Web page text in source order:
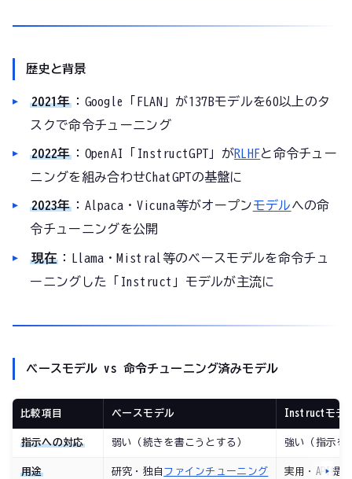
歴史と背景
2021年 ：Google「FLAN」が137Bモデルを60以上のタ
スクで命令チューニング
2022年 ：OpenAI「InstructGPT」がRLHFと命令チュー
ニングを組み合わせChatGPTの基盤に
2023年 ：Alpaca・Vicuna等がオープンモデルへの命
令チューニングを公開
現在 ：Llama・Mistral等のベースモデルを命令チュ
ーニングした「Instruct」モデルが主流に
ベースモデル vs 命令チューニング済みモデル
比較項目 ベースモデル Instructモデ
指示への対応 弱い（続きを書こうとする） 強い（指示を
用途 研究・独自 ファインチューニング 実用・API提供